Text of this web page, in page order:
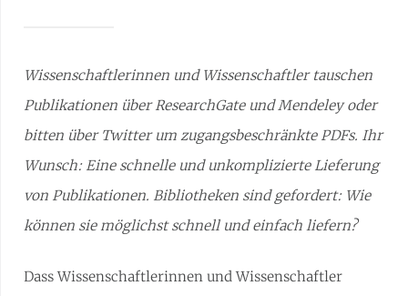
Wissenschaftlerinnen und Wissenschaftler tauschen
Publikationen über ResearchGate und Mendeley oder
bitten über Twitter um zugangsbeschränkte PDFs. Ihr
Wunsch: Eine schnelle und unkomplizierte Lieferung
von Publikationen. Bibliotheken sind gefordert: Wie
können sie möglichst schnell und einfach liefern?
Dass Wissenschaftlerinnen und Wissenschaftler